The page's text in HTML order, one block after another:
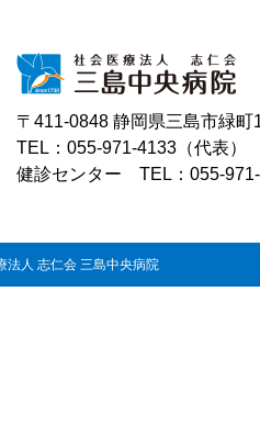
〒411-0848 静岡県三島市緑町
TEL：055-971-4133（代表）
健診センター TEL：055-
人 志仁会 三島中央病院